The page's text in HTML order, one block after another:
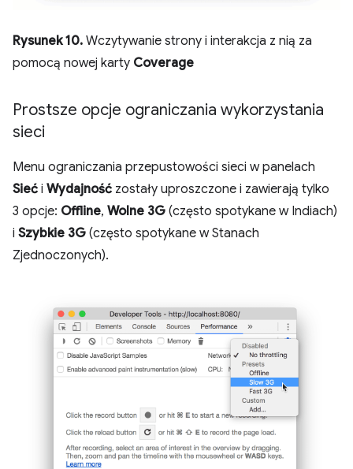
Rysunek 10. Wczytywanie strony i interakcja z nią za
pomocą nowej karty Coverage
Prostsze opcje ograniczania wykorzystania
sieci
Menu ograniczania przepustowości sieci w panelach
Sieć i Wydajność zostały uproszczone i zawierają tylko
3 opcje: Offline, Wolne 3G (często spotykane w Indiach)
i Szybkie 3G (często spotykane w Stanach
Zjednoczonych).